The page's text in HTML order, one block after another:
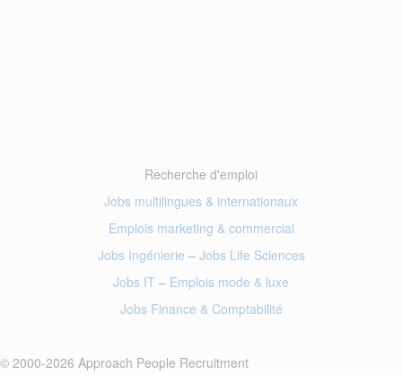
Recherche d'emploi
Jobs multilingues & internationaux
Emplois marketing & commercial
Jobs Ingénierie – Jobs Life Sciences
Jobs IT – Emplois mode & luxe
Jobs Finance & Comptabilité
© 2000-2026 Approach People Recruitment